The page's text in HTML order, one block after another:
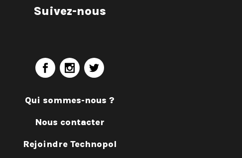
Suivez-nous
Qui sommes-nous ?
Nous contacter
Rejoindre Technopol